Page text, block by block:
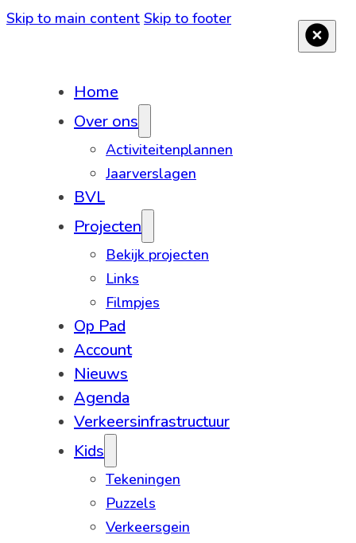
Skip to main content Skip to footer
Home
Over ons
Activiteitenplannen
Jaarverslagen
BVL
Projecten
Bekijk projecten
Links
Filmpjes
Op Pad
Account
Nieuws
Agenda
Verkeersinfrastructuur
Kids
Tekeningen
Puzzels
Verkeersgein